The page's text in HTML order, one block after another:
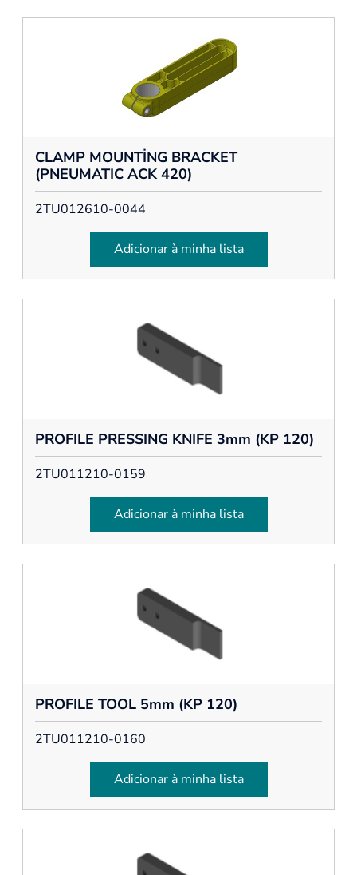
CLAMP MOUNTİNG BRACKET
(PNEUMATIC ACK 420)
2TU012610-0044
Adicionar à minha lista
PROFILE PRESSING KNIFE 3mm (KP 120)
2TU011210-0159
Adicionar à minha lista
PROFILE TOOL 5mm (KP 120)
2TU011210-0160
Adicionar à minha lista